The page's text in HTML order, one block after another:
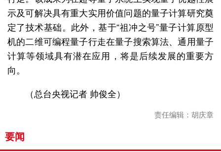
示及可解决具有重大实用价值问题的量子计算研究奠
定了技术基础。此外，基于“祖冲之号”量子计算原型
机的二维可编程量子行走在量子搜索算法、通用量子
计算等领域具有潜在应用，将是后续发展的重要方
向。
（总台央视记者 帅俊全）
责任编辑：胡庆章
要闻